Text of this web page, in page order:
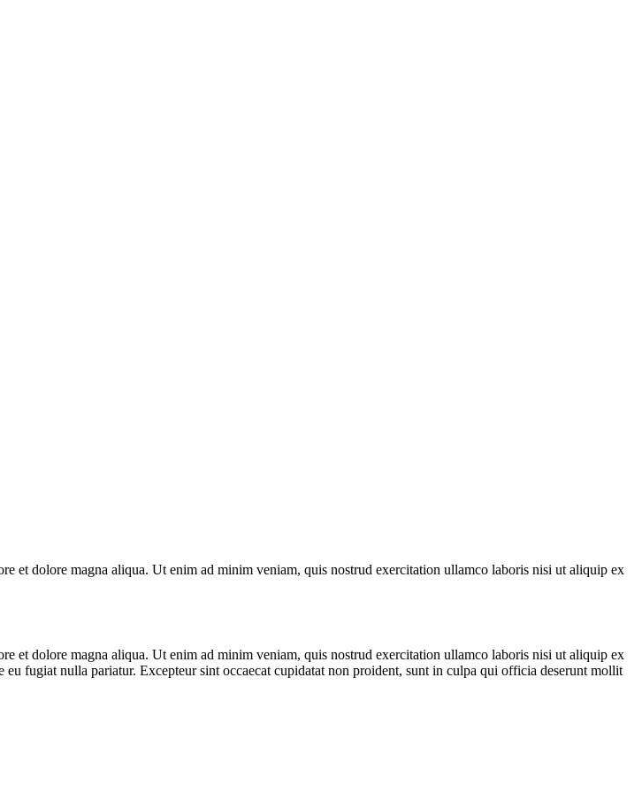
et dolore magna aliqua. Ut enim ad minim veniam, quis nostrud exercitation ullamco laboris nisi ut aliquip ex
et dolore magna aliqua. Ut enim ad minim veniam, quis nostrud exercitation ullamco laboris nisi ut aliquip ex
fugiat nulla pariatur. Excepteur sint occaecat cupidatat non proident, sunt in culpa qui officia deserunt mollit